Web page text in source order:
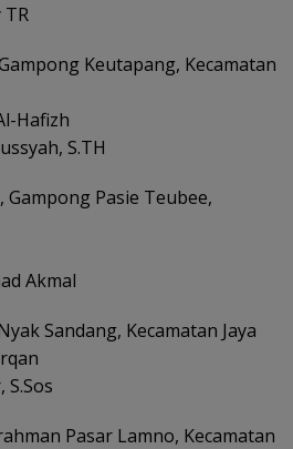
TR
Keutapang, Kecamatan
Hafizh
S.TH
Pasie Teubee,
Akmal
Sandang, Kecamatan Jaya
Pasar Lamno, Kecamatan